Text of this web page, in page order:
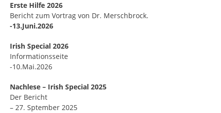
Erste Hilfe 2026
Bericht zum Vortrag von Dr. Merschbrock.
-13.Juni.2026
Irish Special 2026
Informationsseite
-10.Mai.2026
Nachlese – Irish Special 2025
Der Bericht
– 27. Sptember 2025